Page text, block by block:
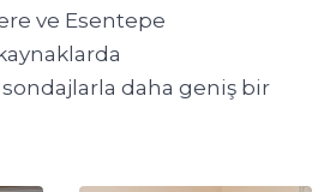
ve Esentepe
daha geniş bir